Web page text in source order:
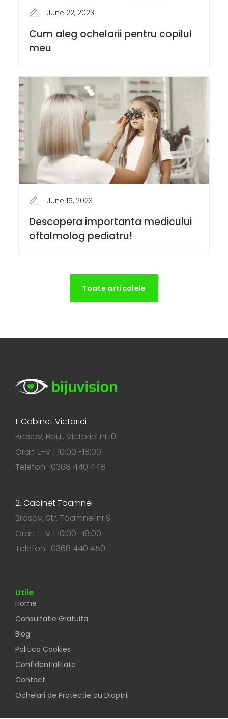
June 22, 2023
Cum aleg ochelarii pentru copilul
meu
June 15, 2023
Descopera importanta medicului
oftalmolog pediatru!
Toate articolele
1. Cabinet Victoriei
Brasov, Bdul. Victoriei nr.10
Orar: L-V | 10:00 -18:00
Telefon: 0368 440 448
2. Cabinet Toamnei
Brasov, Str. Toamnei nr.9
Orar: L-V | 10:00 -18:00
Telefon: 0368 440 450
Utile
Home
Consultatie Gratuita
Blog
Politica Cookies
Confidentialitate
Contact
Ochelari de Protectie cu Dioptrii